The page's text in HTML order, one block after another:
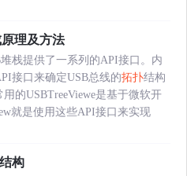
理及方法
栈提供了一系列的API接口。内
接口来确定USB总线的拓扑结构
的USBTreeViewe是基于微软开
就是使用这些API接口来实现
结构